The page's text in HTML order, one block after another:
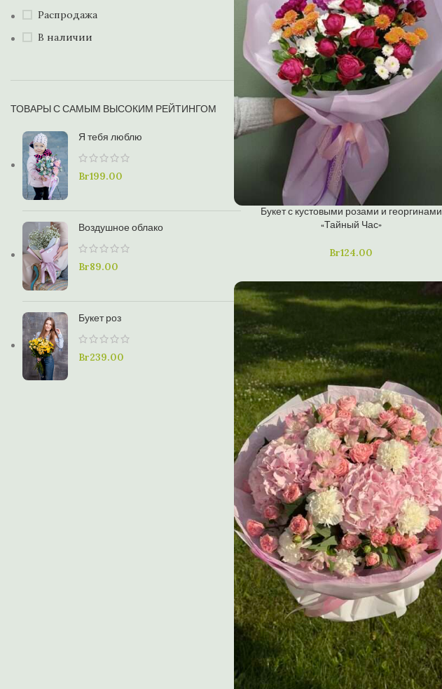
Распродажа
В наличии
ТОВАРЫ С САМЫМ ВЫСОКИМ РЕЙТИНГОМ
Я тебя люблю
Br199.00
Воздушное облако
Br89.00
Букет роз
Br239.00
Букет с кустовыми розами и георгинами
«Тайный Час»
Br124.00